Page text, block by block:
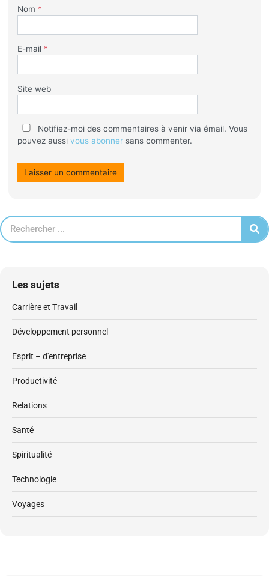
Nom *
E-mail *
Site web
Notifiez-moi des commentaires à venir via émail. Vous
pouvez aussi vous abonnersans commenter.
Les sujets
Carrière et Travail
Développement personnel
Esprit – d'entreprise
Productivité
Relations
Santé
Spiritualité
Technologie
Voyages